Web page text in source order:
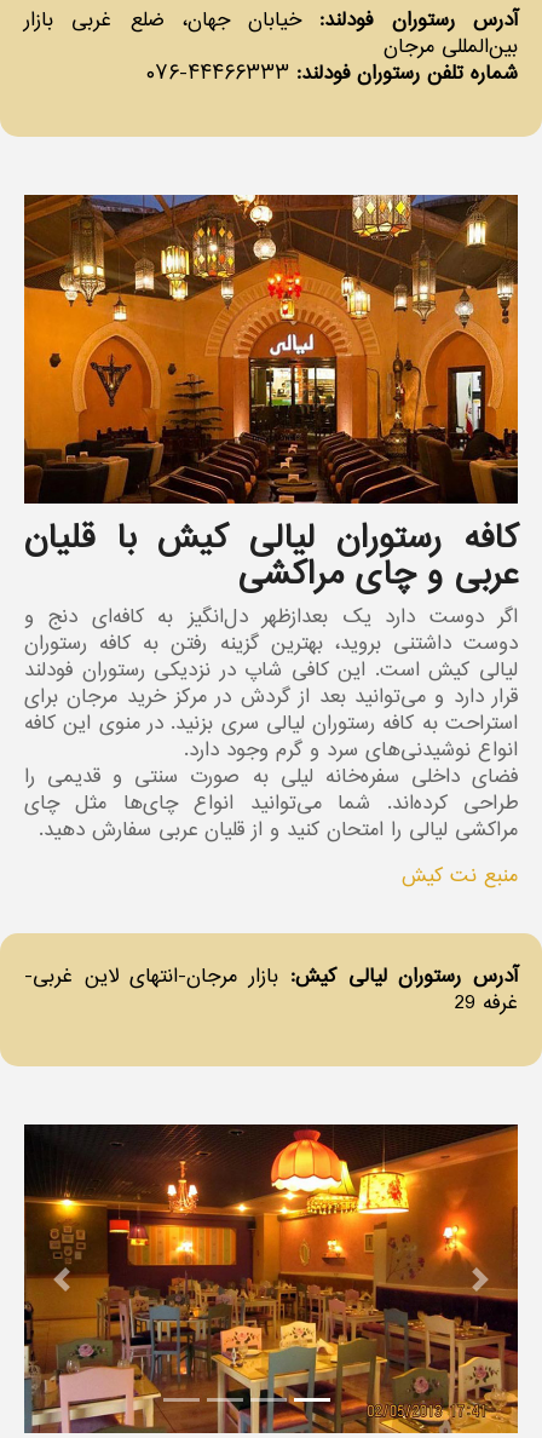
آدرس رستوران فودلند:خیابان جهان، ضلع غربی بازار
بین‌المللی مرجان
شماره تلفن رستوران فودلند: ۴۴۴۶۶۳۳۳-۰۷۶
کافه رستوران لیالی کیش با قلیان
عربی و چای مراکشی
اگر دوست دارد یک بعدازظهر دل‌انگیز به کافه‌ای دنج و
دوست داشتنی بروید، بهترین گزینه رفتن به کافه رستوران
لیالی کیش است. این کافی شاپ در نزدیکی رستوران فودلند
قرار دارد و می‌توانید بعد از گردش در مرکز خرید مرجان برای
استراحت به کافه رستوران لیالی سری بزنید. در منوی این کافه
انواع نوشیدنی‌های سرد و گرم وجود دارد.
فضای داخلی سفره‌خانه لیلی به صورت سنتی و قدیمی را
طراحی کرده‌اند. شما می‌توانید انواع چای‌ها مثل چای
مراکشی لیالی را امتحان کنید و از قلیان عربی سفارش دهید.
منبع نت کیش
آدرس رستوران لیالی کیش:‌ بازار مرجان-انتهای لاین غربی-
غرفه 29
Next